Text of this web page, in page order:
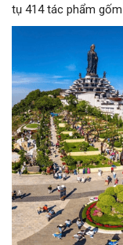
tụ 414 tác phẩm
không gian nghệ
lớn nhất Việt Nam.